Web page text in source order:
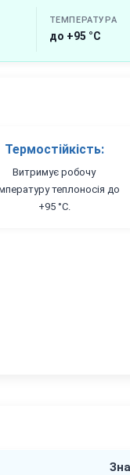
ТЕМПЕРАТУРА
до +95 °C
Термостійкість:
Витримує робочу
теплоносія до
+95 °C.